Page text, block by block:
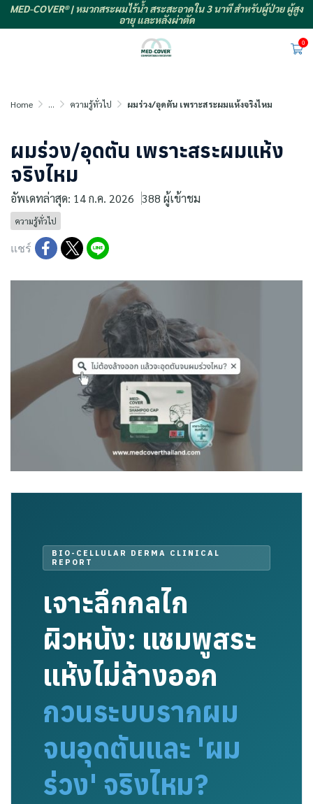
MED-COVER® | หมวกสระผมไร้น้ำ สระสะอาดใน 3 นาที สำหรับผู้ป่วย ผู้สูง
อายุ และหลังผ่าตัด
0
Home ... ความรู้ทั่วไป ผมร่วง/อุดตัน เพราะสระผมแห้งจริงไหม
ผมร่วง/อุดตัน เพราะสระผมแห้ง
จริงไหม
อัพเดทล่าสุด: 14 ก.ค. 2026 388 ผู้เข้าชม
ความรู้ทั่วไป
แชร์
BIO-CELLULAR DERMA CLINICAL
REPORT
เจาะลึกกลไก
ผิวหนัง: แชมพูสระ
แห้งไม่ล้างออก
กวนระบบรากผม
จนอุดตันและ 'ผม
ร่วง' จริงไหม?